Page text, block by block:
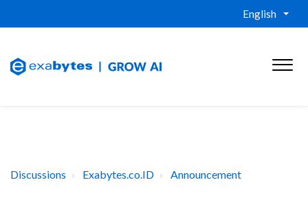
English
Discussions Exabytes.co.ID Announcement